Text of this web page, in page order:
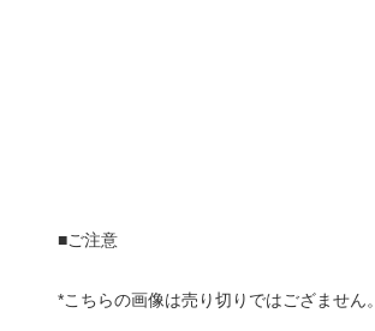
■ご注意
*こちらの画像は売り切りではござません。